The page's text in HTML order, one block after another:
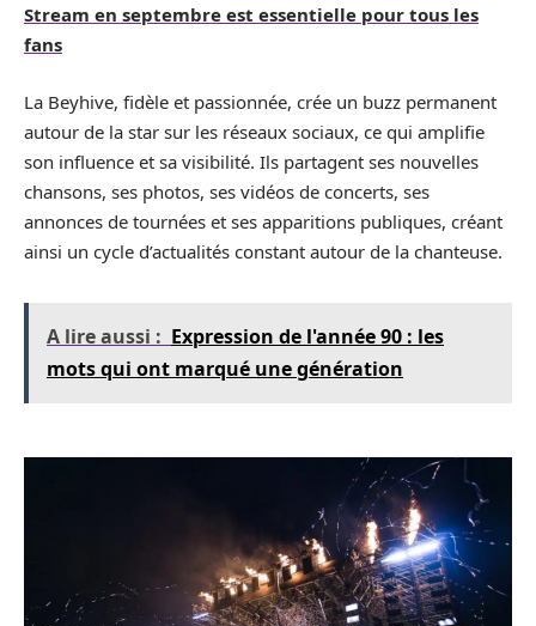
Stream en septembre est essentielle pour tous les
fans
La Beyhive, fidèle et passionnée, crée un buzz permanent
autour de la star sur les réseaux sociaux, ce qui amplifie
son influence et sa visibilité. Ils partagent ses nouvelles
chansons, ses photos, ses vidéos de concerts, ses
annonces de tournées et ses apparitions publiques, créant
ainsi un cycle d’actualités constant autour de la chanteuse.
A lire aussi : Expression de l'année 90 : les
mots qui ont marqué une génération